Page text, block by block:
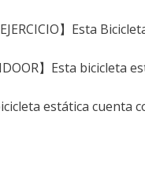
】Esta
】Esta
bicicleta estática